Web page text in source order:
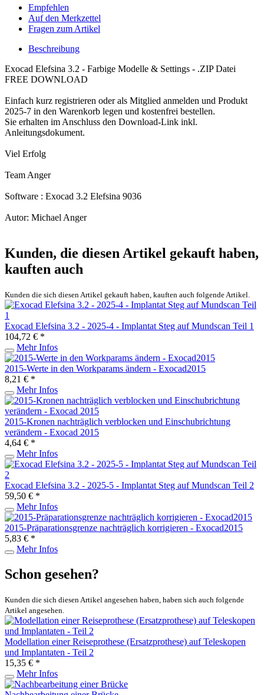
Empfehlen
Auf den Merkzettel
Fragen zum Artikel
Beschreibung
Exocad Elefsina 3.2 - Farbige Modelle & Settings - .ZIP Datei
FREE DOWNLOAD
Einfach kurz registrieren oder als Mitglied anmelden und Produkt
2025-7 in den Warenkorb legen und kostenfrei bestellen.
Sie erhalten im Anschluss den Download-Link inkl.
Anleitungsdokument.
Viel Erfolg
Team Anger
Software : Exocad 3.2 Elefsina 9036
Autor: Michael Anger
Kunden, die diesen Artikel gekauft haben,
kauften auch
Kunden die sich diesen Artikel gekauft haben, kauften auch folgende Artikel.
Exocad Elefsina 3.2 - 2025-4 - Implantat Steg auf Mundscan Teil 1
104,72 € *
Mehr Infos
2015-Werte in den Workparams ändern - Exocad2015
8,21 € *
Mehr Infos
2015-Kronen nachträglich verblocken und Einschubrichtung
verändern - Exocad 2015
4,64 € *
Mehr Infos
Exocad Elefsina 3.2 - 2025-5 - Implantat Steg auf Mundscan Teil 2
59,50 € *
Mehr Infos
2015-Präparationsgrenze nachträglich korrigieren - Exocad2015
5,83 € *
Mehr Infos
Schon gesehen?
Kunden die sich diesen Artikel angesehen haben, haben sich auch folgende
Artikel angesehen.
Modellation einer Reiseprothese (Ersatzprothese) auf Teleskopen
und Implantaten - Teil 2
15,35 € *
Mehr Infos